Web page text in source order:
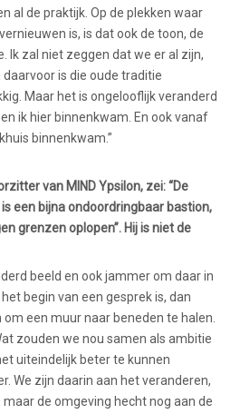
al de praktijk. Op de plekken waar
is, is dat ook de toon, de
Ik zal niet zeggen dat we er al zijn,
is die oude traditie
Maar het is ongelooflijk veranderd
ik hier binnenkwam. En ook vanaf
binnenkwam.”
van MIND Ypsilon, zei: “De
een bijna ondoordringbaar bastion,
grenzen oplopen”. Hij is niet de
beeld en ook jammer om daar in
begin van een gesprek is, dan
een muur naar beneden te halen.
zouden we nou samen als ambitie
uiteindelijk beter te kunnen
We zijn daarin aan het veranderen,
de omgeving hecht nog aan de